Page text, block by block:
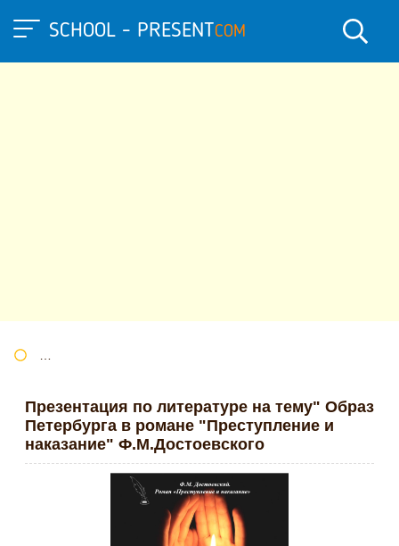
SCHOOL - PRESENTCOM
Презентация по литературе на тему" Образ
Петербурга в романе "Преступление и
наказание" Ф.М.Достоевского